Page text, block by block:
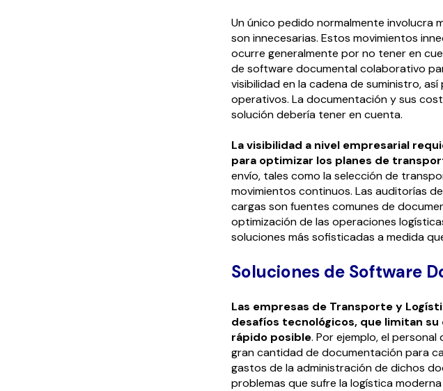
Un único pedido normalmente involucra
son innecesarias. Estos movimientos
ocurre generalmente por no tener en
de software documental colaborativo
visibilidad en la cadena de suministro,
operativos. La documentación y sus
solución debería tener en cuenta.
La visibilidad a nivel empresarial
para optimizar los planes de
envío, tales como la selección de
movimientos continuos. Las auditorías
cargas son fuentes comunes de
optimización de las operaciones
soluciones más sofisticadas a medida
Soluciones de Software
Las empresas de Transporte y
desafíos tecnológicos, que limitan
rápido posible. Por ejemplo, el
gran cantidad de documentación para
gastos de la administración de dichos
problemas que sufre la logística moderna